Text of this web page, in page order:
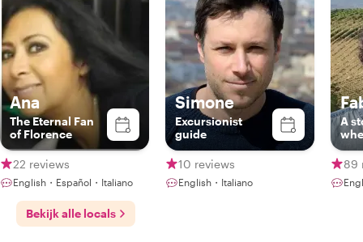
Ana
The Eternal Fan
of Florence
22 reviews
English・Español・Italiano
Simone
Excursionist
guide
10 reviews
English・Italiano
A
89
Bekijk alle locals